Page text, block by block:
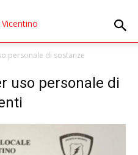
personale di sostanze
uso personale di